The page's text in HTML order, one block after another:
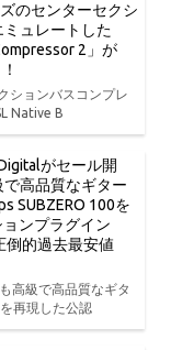
ズのセンターセクシ
ュレートした
2」が
ションバスコンプレ
Native B
がセール開
高品質なギター
SUBZERO 100を
ンプラグイン
倒的過去最安値
高級で高品質なギタ
再現した公認